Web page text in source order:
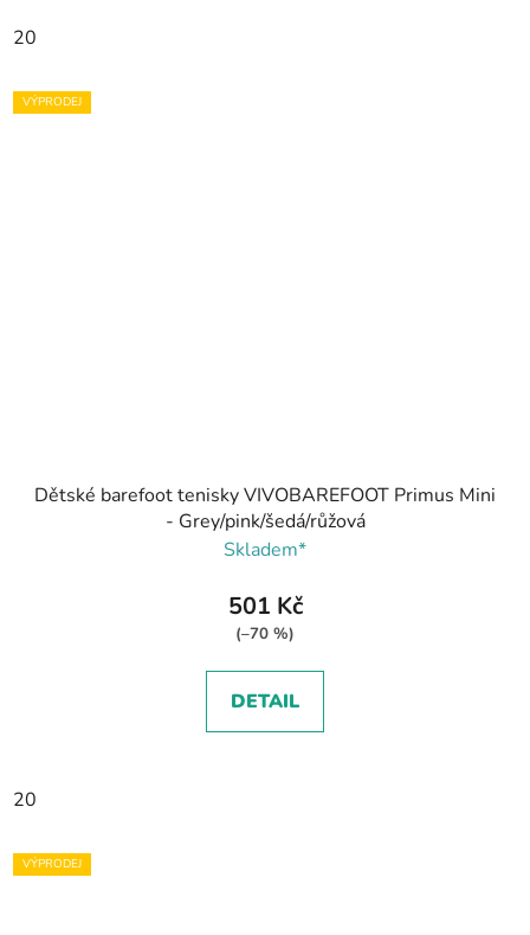
20
VÝPRODEJ
Dětské barefoot tenisky VIVOBAREFOOT Primus Mini
- Grey/pink/šedá/růžová
Skladem*
501 Kč
(–70 %)
DETAIL
20
VÝPRODEJ